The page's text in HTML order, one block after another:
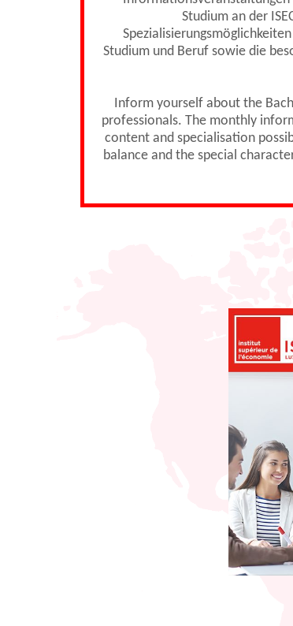
Studium an der
Studium und Beruf sowie die
Inform yourself about the
professionals. The monthly
content and specialisation
balance and the special